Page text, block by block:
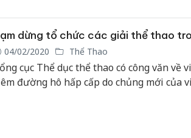
dừng tổ chức các giải thể thao
04/02/2020 Thể Thao
cục Thể dục thể thao có công văn về
đường hô hấp cấp do chủng mới của